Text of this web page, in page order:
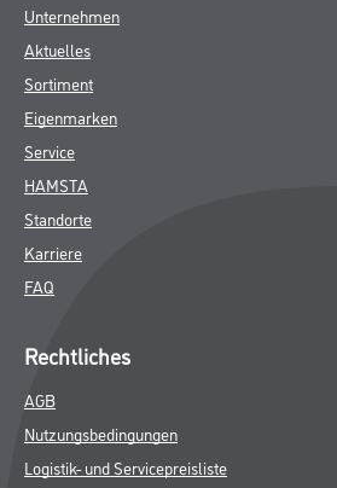
Unternehmen
Aktuelles
Sortiment
Eigenmarken
Service
HAMSTA
Standorte
Karriere
FAQ
Rechtliches
AGB
Nutzungsbedingungen
Logistik- und Servicepreisliste